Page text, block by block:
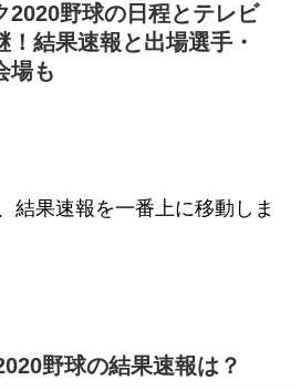
2020野球の日程とテレビ
！結果速報と出場選手・
場も
結果速報を一番上に移動しま
野球の結果速報は？